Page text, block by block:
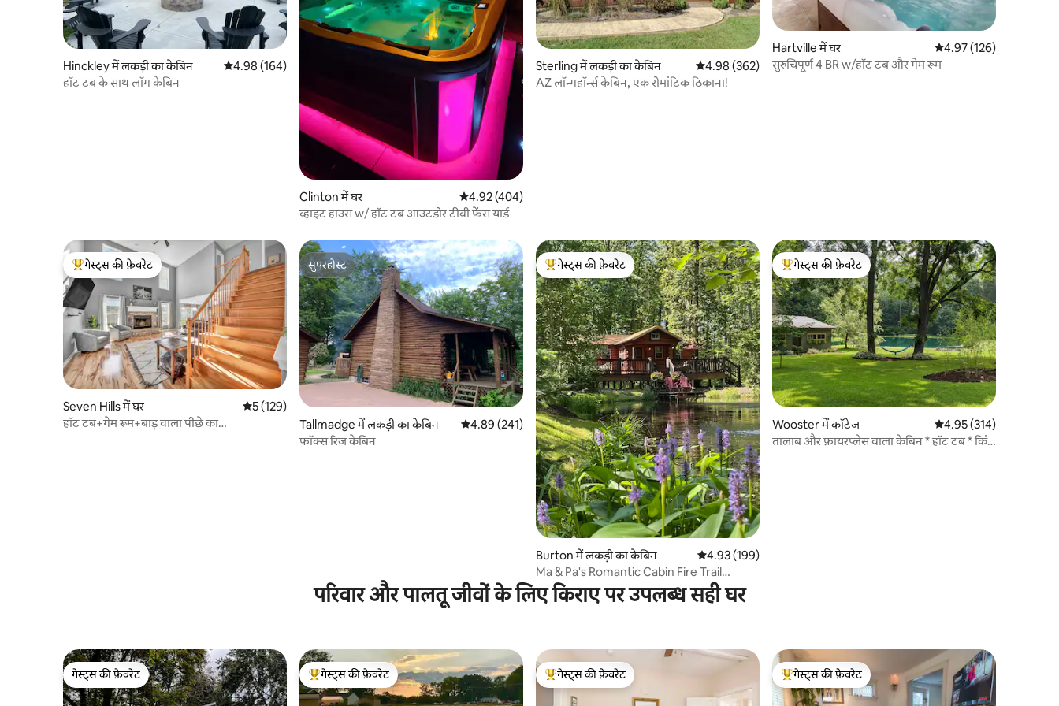
Hinckley में लकड़ी का केबिन औसत रेटिंग 5 में से 4.98, 164 समीक्षाएँ
4.98 (164)
हॉट टब के साथ लॉग केबिन
Clinton में घर औसत रेटिंग 5 में से 4.92, 404 समीक्षाएँ
4.92 (404)
व्हाइट हाउस w/ हॉट टब आउटडोर टीवी फ़ेंस यार्ड
Sterling में लकड़ी का केबिन औसत रेटिंग 5 में से 4.98, 362 समीक्षाएँ
4.98 (362)
AZ लॉन्गहॉर्न्स केबिन, एक रोमांटिक ठिकाना!
Hartville में घर औसत रेटिंग 5 में से 4.97,
4.97 (126)
सुरुचिपूर्ण 4 BR w/हॉट टब और गेम रूम
गेस्ट्स का टॉप फ़ेवरेट
गेस्ट्स की फ़ेवरेट
Seven Hills में घर औसत रेटिंग 5 में से 5, 129 समीक्षाएँ
5 (129)
हॉट टब+गेम रूम+बाड़ वाला पीछे का
सुपरहोस्ट
सुपरहोस्ट
Tallmadge में लकड़ी का केबिन औसत रेटिंग 5 में से 4.89, 241 समीक्षाएँ
4.89 (241)
फॉक्स रिज केबिन
गेस्ट्स का टॉप फ़ेवरेट
गेस्ट्स की फ़ेवरेट
Burton में लकड़ी का केबिन औसत रेटिंग 5 में से 4.93, 199 समीक्षाएँ
4.93 (199)
Ma & Pa's Romantic Cabin Fire Trail
आउटडोर बाथ
गेस्ट्स का टॉप फ़ेवरेट
गेस्ट्स की फ़ेवरेट
Wooster में कॉटेज औसत रेटिंग 5 में से 4.95,
4.95 (314)
तालाब और फ़ायरप्लेस वाला केबिन * हॉट टब * किंग
परिवार और पालतू जीवों के लिए किराए पर उपलब्ध सही घर
गेस्ट्स की फ़ेवरेट
गेस्ट्स की फ़ेवरेट
गेस्ट्स का टॉप फ़ेवरेट
गेस्ट्स की फ़ेवरेट
गेस्ट्स का टॉप फ़ेवरेट
गेस्ट्स की फ़ेवरेट
गेस्ट्स का टॉप फ़ेवरेट
गेस्ट्स की फ़ेवरेट